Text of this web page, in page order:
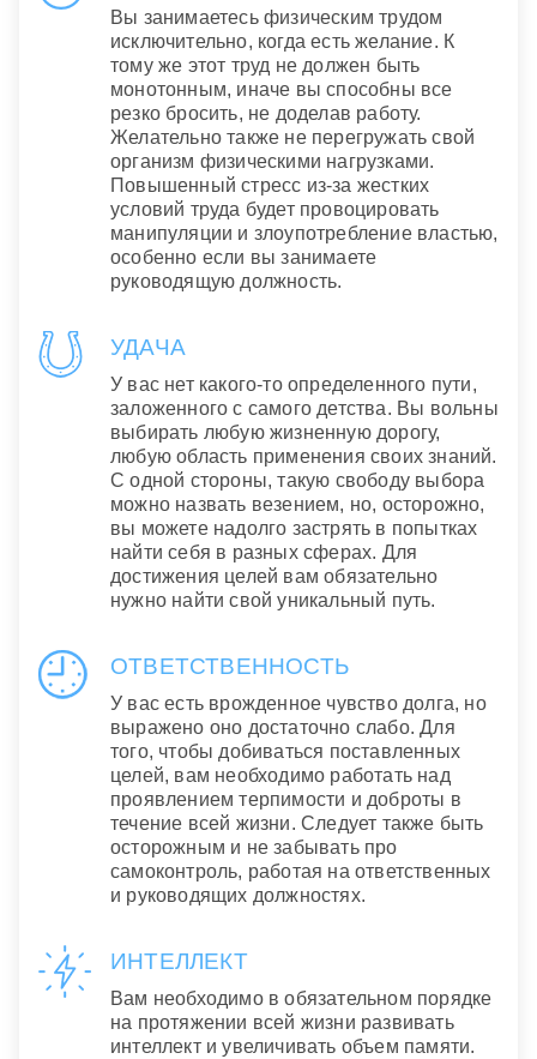
Вы занимаетесь физическим трудом
исключительно, когда есть желание. К
тому же этот труд не должен быть
монотонным, иначе вы способны все
резко бросить, не доделав работу.
Желательно также не перегружать свой
организм физическими нагрузками.
Повышенный стресс из-за жестких
условий труда будет провоцировать
манипуляции и злоупотребление властью,
особенно если вы занимаете
руководящую должность.
УДАЧА
У вас нет какого-то определенного пути,
заложенного с самого детства. Вы вольны
выбирать любую жизненную дорогу,
любую область применения своих знаний.
С одной стороны, такую свободу выбора
можно назвать везением, но, осторожно,
вы можете надолго застрять в попытках
найти себя в разных сферах. Для
достижения целей вам обязательно
нужно найти свой уникальный путь.
ОТВЕТСТВЕННОСТЬ
У вас есть врожденное чувство долга, но
выражено оно достаточно слабо. Для
того, чтобы добиваться поставленных
целей, вам необходимо работать над
проявлением терпимости и доброты в
течение всей жизни. Следует также быть
осторожным и не забывать про
самоконтроль, работая на ответственных
и руководящих должностях.
ИНТЕЛЛЕКТ
Вам необходимо в обязательном порядке
на протяжении всей жизни развивать
интеллект и увеличивать объем памяти.